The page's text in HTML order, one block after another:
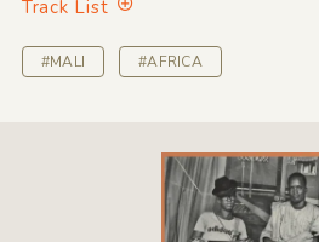
Track List
#MALI #AFRICA